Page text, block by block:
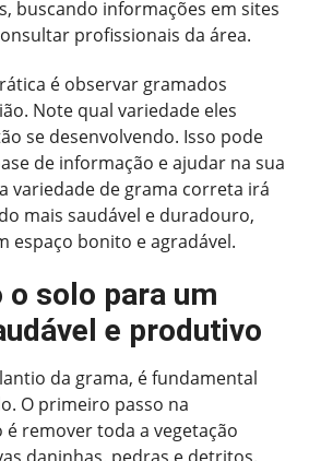
buscando informações em sites
profissionais da área.
é observar gramados
Note qual variedade eles
se desenvolvendo. Isso pode
de informação e ajudar na sua
variedade de grama correta irá
mais saudável e duradouro,
espaço bonito e agradável.
o solo para um
e produtivo
da grama, é fundamental
O primeiro passo na
remover toda a vegetação